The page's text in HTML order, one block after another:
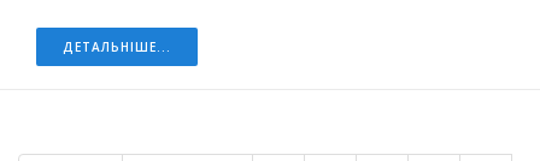
ДЕТАЛЬНІШЕ...